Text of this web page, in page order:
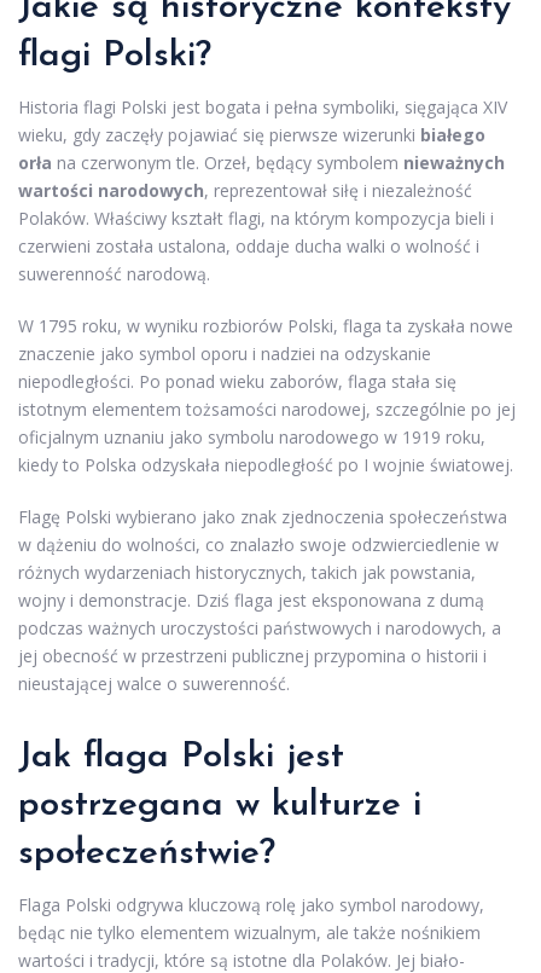
Jakie są historyczne konteksty
flagi Polski?
Historia flagi Polski jest bogata i pełna symboliki, sięgająca XIV
wieku, gdy zaczęły pojawiać się pierwsze wizerunki białego
orła na czerwonym tle. Orzeł, będący symbolem nieważnych
wartości narodowych, reprezentował siłę i niezależność
Polaków. Właściwy kształt flagi, na którym kompozycja bieli i
czerwieni została ustalona, oddaje ducha walki o wolność i
suwerenność narodową.
W 1795 roku, w wyniku rozbiorów Polski, flaga ta zyskała nowe
znaczenie jako symbol oporu i nadziei na odzyskanie
niepodległości. Po ponad wieku zaborów, flaga stała się
istotnym elementem tożsamości narodowej, szczególnie po jej
oficjalnym uznaniu jako symbolu narodowego w 1919 roku,
kiedy to Polska odzyskała niepodległość po I wojnie światowej.
Flagę Polski wybierano jako znak zjednoczenia społeczeństwa
w dążeniu do wolności, co znalazło swoje odzwierciedlenie w
różnych wydarzeniach historycznych, takich jak powstania,
wojny i demonstracje. Dziś flaga jest eksponowana z dumą
podczas ważnych uroczystości państwowych i narodowych, a
jej obecność w przestrzeni publicznej przypomina o historii i
nieustającej walce o suwerenność.
Jak flaga Polski jest
postrzegana w kulturze i
społeczeństwie?
Flaga Polski odgrywa kluczową rolę jako symbol narodowy,
będąc nie tylko elementem wizualnym, ale także nośnikiem
wartości i tradycji, które są istotne dla Polaków. Jej biało-